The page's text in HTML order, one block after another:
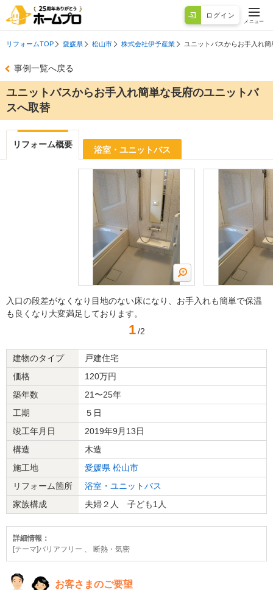
ログイン
メニュー
リフォームTOP 愛媛県 松山市 株式会社伊予産業 ユニットバスからお手入れ
事例一覧へ戻る
ユニットバスからお手入れ簡単な長府のユニットバ
スへ取替
リフォーム概要
浴室・ユニットバス
入口の段差がなくなり目地のない床になり、お手入れも簡単で保温
も良くなり大変満足しております。
1 /2
建物のタイプ
戸建住宅
価格
120万円
築年数
21〜25年
工期
５日
竣工年月日
2019年9月13日
構造
木造
施工地
愛媛県 松山市
リフォーム箇所
浴室・ユニットバス
家族構成
夫婦２人 子ども1人
詳細情報：
[テーマ]バリアフリー 、 断熱・気密
お客さまのご要望